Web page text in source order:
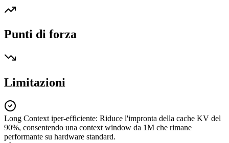
Punti di forza
Limitazioni
Long Context iper-efficiente: Riduce l'impronta della cache KV del
90%, consentendo una context window da 1M che rimane
performante su hardware standard.